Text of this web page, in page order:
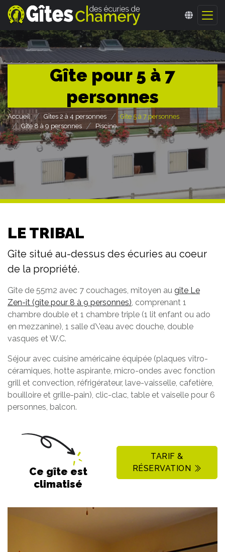
Gîte pour 5 à 7
personnes
Accueil Gîtes 2 à 4 personnes
Gîte 5 à 7 personnes
Gîte 8 à 9 personnes
Piscine
LE TRIBAL
Gîte situé au-dessus des écuries au coeur
de la propriété.
Gîte de 55m2 avec 7 couchages, mitoyen au gîte Le
Zen-it (gîte pour 8 à 9 personnes), comprenant 1
chambre double et 1 chambre triple (1 lit enfant ou ado
en mezzanine), 1 salle d\'eau avec douche, double
vasques et W.C.
Séjour avec cuisine américaine équipée (plaques vitro-
céramiques, hotte aspirante, micro-ondes avec fonction
grill et convection, réfrigérateur, lave-vaisselle, cafetière,
bouilloire et grille-pain), clic-clac, table et vaiselle pour 6
personnes, balcon.
Ce gîte est
climatisé
TARIF &
RÉSERVATION